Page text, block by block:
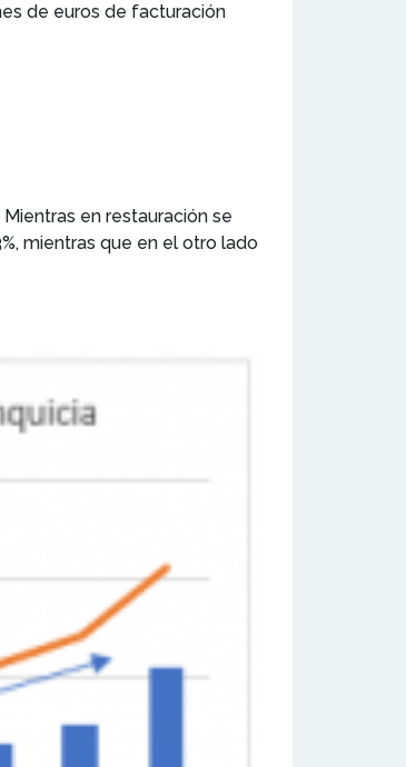
de euros de facturación
en restauración se
mientras que en el otro lado